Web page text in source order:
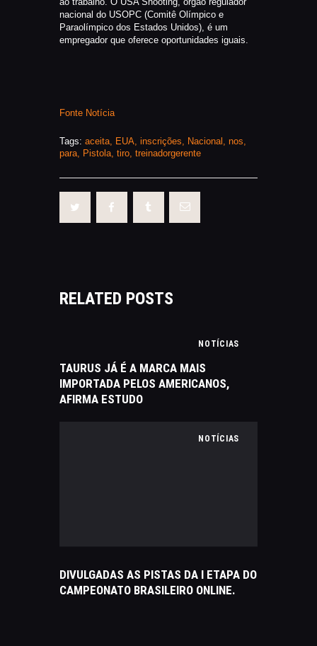
nacional do USOPC (Comitê Olímpico e
Paraolímpico dos Estados Unidos), é um
empregador que oferece oportunidades iguais.
Fonte Notícia
Tags: aceita EUA inscrições Nacional nos
para Pistola tiro treinadorgerente
RELATED POSTS
NOTÍCIAS
TAURUS JÁ É A MARCA MAIS
IMPORTADA PELOS AMERICANOS,
AFIRMA ESTUDO
NOTÍCIAS
DIVULGADAS AS PISTAS DA I ETAPA DO
CAMPEONATO BRASILEIRO ONLINE.